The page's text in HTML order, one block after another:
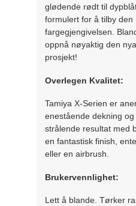
glødende rødt til
formulert for å tilby den
fargegjengivelsen.
oppnå nøyaktig den
prosjekt!
Overlegen Kvalitet:
Tamiya X-Serien er
enestående dekning
strålende resultat med
en fantastisk finish,
eller en airbrush.
Brukervennlighet:
Lett å blande. Tørker